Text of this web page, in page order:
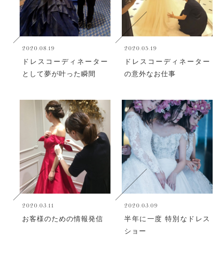
2020.08.19
ドレスコーディネーター
として夢が叶った瞬間
2020.05.19
ドレスコーディネーター
の意外なお仕事
2020.03.11
お客様のための情報発信
2020.03.09
半年に一度 特別なドレス
ショー